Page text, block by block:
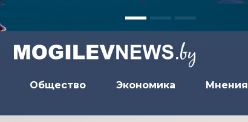
Общество Экономика Мнения